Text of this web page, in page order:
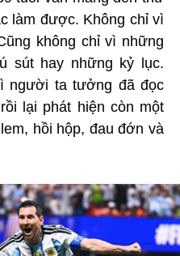
làm được. Không chỉ vì
không chỉ vì những
sút hay những kỷ lục.
người ta tưởng đã đọc
lại phát hiện còn một
hồi hộp, đau đớn và